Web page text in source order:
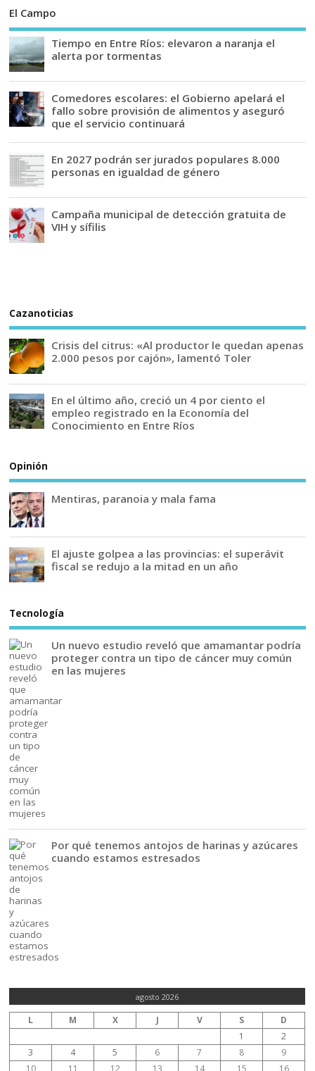
El Campo
Tiempo en Entre Ríos: elevaron a naranja el
alerta por tormentas
Comedores escolares: el Gobierno apelará el
fallo sobre provisión de alimentos y aseguró
que el servicio continuará
En 2027 podrán ser jurados populares 8.000
personas en igualdad de género
Campaña municipal de detección gratuita de
VIH y sífilis
Cazanoticias
Crisis del citrus: «Al productor le quedan apenas
2.000 pesos por cajón», lamentó Toler
En el último año, creció un 4 por ciento el
empleo registrado en la Economía del
Conocimiento en Entre Ríos
Opinión
Mentiras, paranoia y mala fama
El ajuste golpea a las provincias: el superávit
fiscal se redujo a la mitad en un año
Tecnología
Un nuevo estudio reveló que amamantar podría
proteger contra un tipo de cáncer muy común
en las mujeres
Por qué tenemos antojos de harinas y azúcares
cuando estamos estresados
agosto 2026
L M X J V S
D
1
2
3
4 5 6 7 8
9